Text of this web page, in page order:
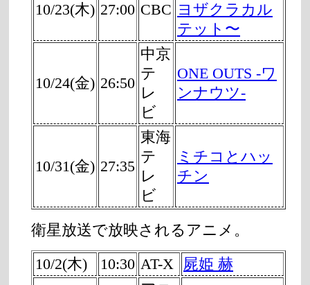
10/23(木) 27:00 CBC ヨザクラカル
テット〜
10/24(金) 26:50
中京
テ
レ
ビ
ONE OUTS -ワ
ンナウツ-
10/31(金) 27:35
東海
テ
レ
ビ
ミチコとハッ
チン
衛星放送で放映されるアニメ。
10/2(木)
10:30 AT-X
屍姫 赫